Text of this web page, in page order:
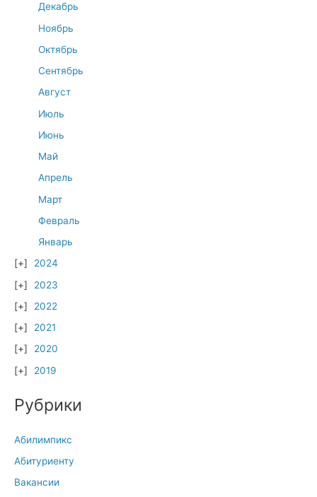
Декабрь
Ноябрь
Октябрь
Сентябрь
Август
Июль
Июнь
Май
Апрель
Март
Февраль
Январь
2024
2023
2022
2021
2020
2019
Рубрики
Абилимпикс
Абитуриенту
Вакансии